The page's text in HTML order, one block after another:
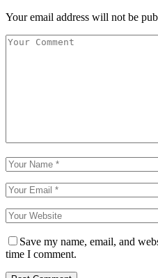
Your email address will not be
Save my name, email, and
time I comment.